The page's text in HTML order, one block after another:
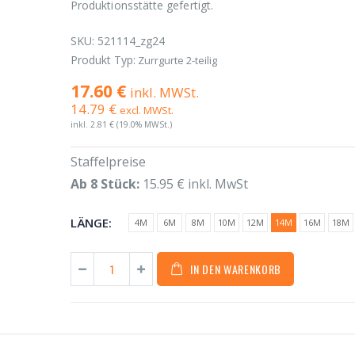
Produktionsstätte gefertigt.
SKU: 521114_zg24
Produkt Typ: Zurrgurte 2-teilig
17.60 € inkl. MWSt.
14.79 € excl. MWSt.
inkl. 2.81 € (19.0% MWSt.)
Staffelpreise
Ab 8 Stück: 15.95 € inkl. MwSt
LÄNGE: 4M 6M 8M 10M 12M 14M 16M 18M
IN DEN WARENKORB